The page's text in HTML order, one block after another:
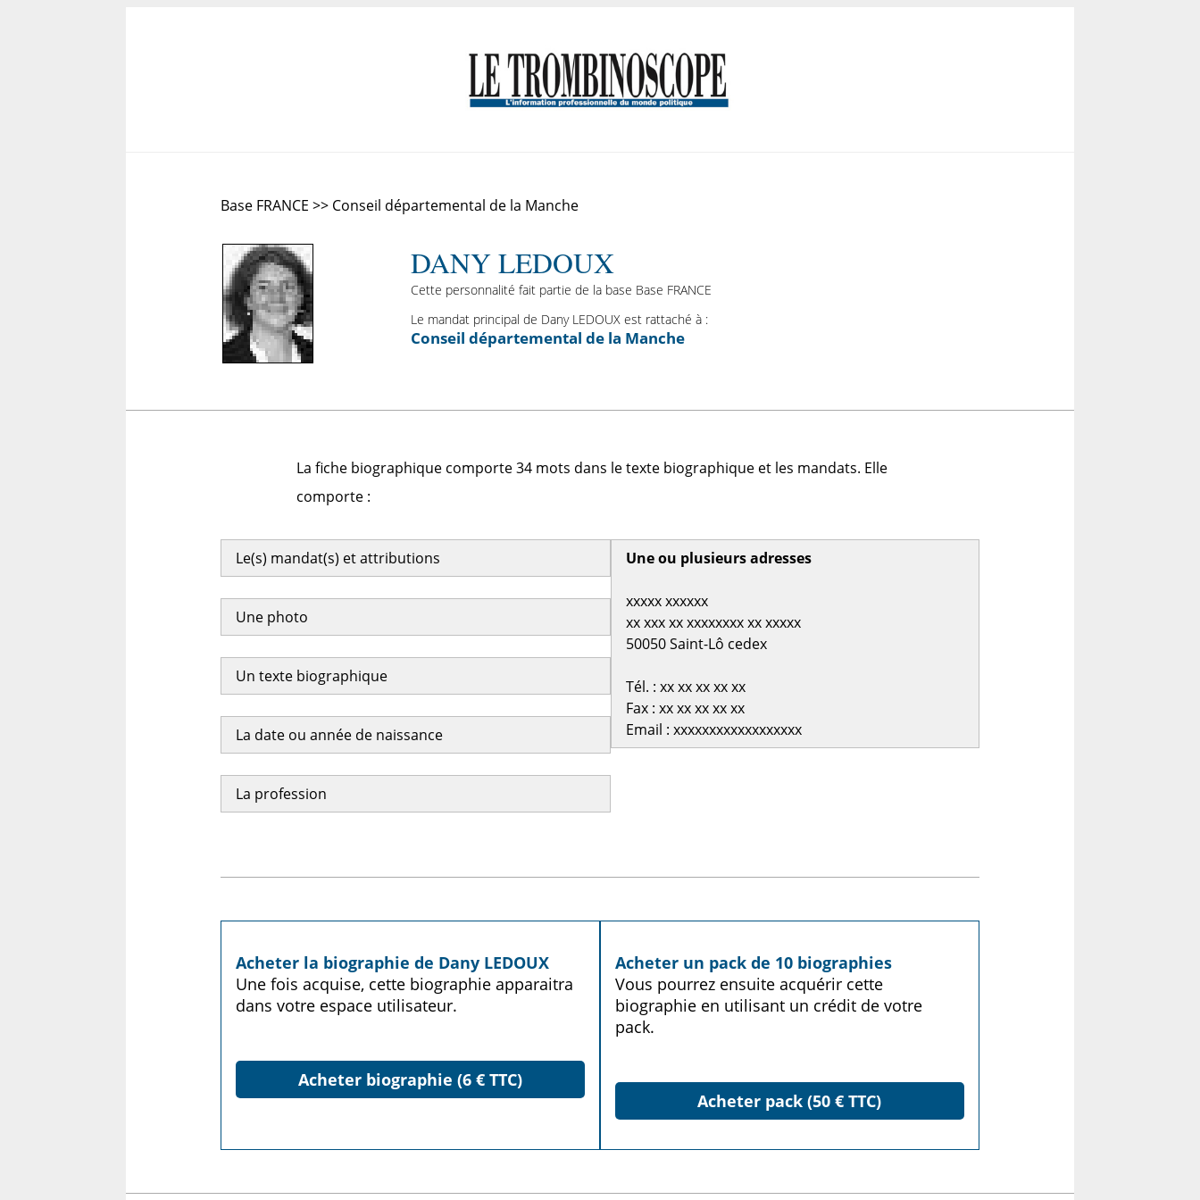
Base FRANCE >> Conseil départemental de la Manche
DANY LEDOUX
Cette personnalité fait partie de la base Base FRANCE
Le mandat principal de Dany LEDOUX est rattaché à :
Conseil départemental de la Manche
La fiche biographique comporte 34 mots dans le texte biographique et les mandats. Elle
comporte :
Le(s) mandat(s) et attributions
Une photo
Un texte biographique
La date ou année de naissance
La profession
Une ou plusieurs adresses
xxxxx xxxxxx
xx xxx xx xxxxxxxx xx xxxxx
50050 Saint-Lô cedex
Tél. : xx xx xx xx xx
Fax : xx xx xx xx xx
Email : xxxxxxxxxxxxxxxxxx
Acheter la biographie de Dany LEDOUX
Une fois acquise, cette biographie apparaitra
dans votre espace utilisateur.
Acheter biographie (6 € TTC)
Acheter un pack de 10 biographies
Vous pourrez ensuite acquérir cette
biographie en utilisant un crédit de votre
pack.
Acheter pack (50 € TTC)